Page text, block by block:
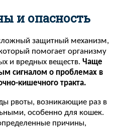
и опасность
защитный механизм,
помогает организму
и вредных веществ. Чаще
сигналом о проблемах в
кишечного тракта.
рвоты, возникающие раз в
особенно для кошек.
причины,